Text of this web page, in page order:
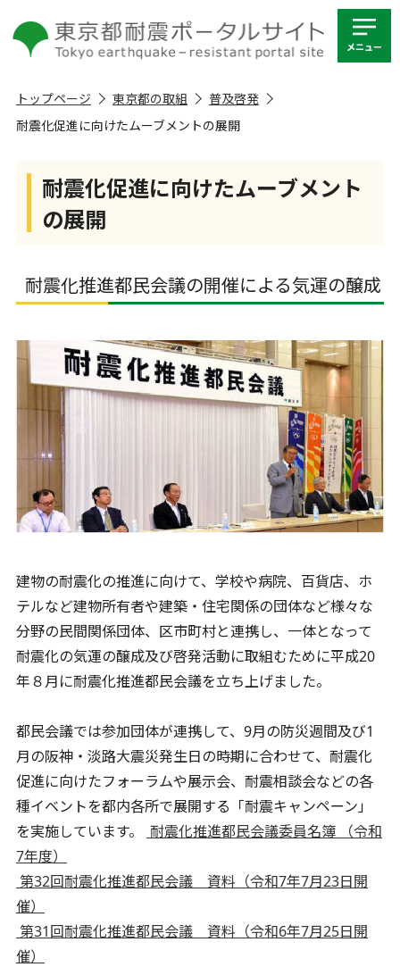
トップページ 東京都の取組
普及啓発
耐震化促進に向けたムーブメントの展開
耐震化促進に向けたムーブメント
の展開
耐震化推進都民会議の開催による気運の醸成
建物の耐震化の推進に向けて、学校や病院、百貨店、ホ
テルなど建物所有者や建築・住宅関係の団体など様々な
分野の民間関係団体、区市町村と連携し、一体となって
耐震化の気運の醸成及び啓発活動に取組むために平成20
年８月に耐震化推進都民会議を立ち上げました。
都民会議では参加団体が連携して、9月の防災週間及び1
月の阪神・淡路大震災発生日の時期に合わせて、耐震化
促進に向けたフォーラムや展示会、耐震相談会などの各
種イベントを都内各所で展開する「耐震キャンペーン」
を実施しています。
耐震化推進都民会議委員名簿 （令和
7年度）
第32回耐震化推進都民会議 資料（令和7年7月23日開
催）
第31回耐震化推進都民会議 資料（令和6年7月25日開
催）